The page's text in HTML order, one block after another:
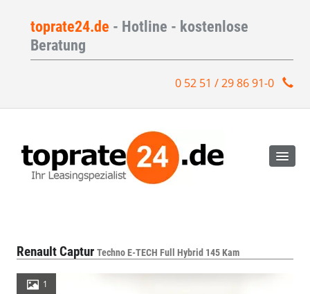
toprate24.de - Hotline - kostenlose
Beratung
0 52 51 / 29 86 91-0
Renault Captur Techno E-TECH Full Hybrid 145 Kam
1